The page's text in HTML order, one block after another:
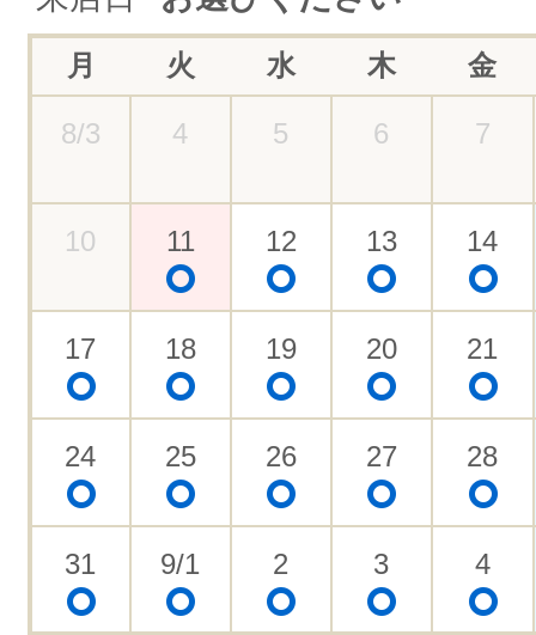
月 火 水 木 金
8/3 4 5 6 7
10 11 12 13 14
17 18 19 20 21
24 25 26 27 28
31 9/1 2 3 4